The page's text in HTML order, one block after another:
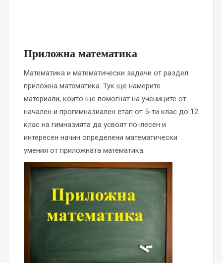
Приложна математика
Математика и математически задачи от раздел
приложна математика. Тук ще намерите
материали, които ще помогнат на учениците от
начален и прогимназиален етап от 5-ти клас до 12
клас на гимназията да усвоят по-лесен и
интересен начин определени математически
умения от приложната математика.